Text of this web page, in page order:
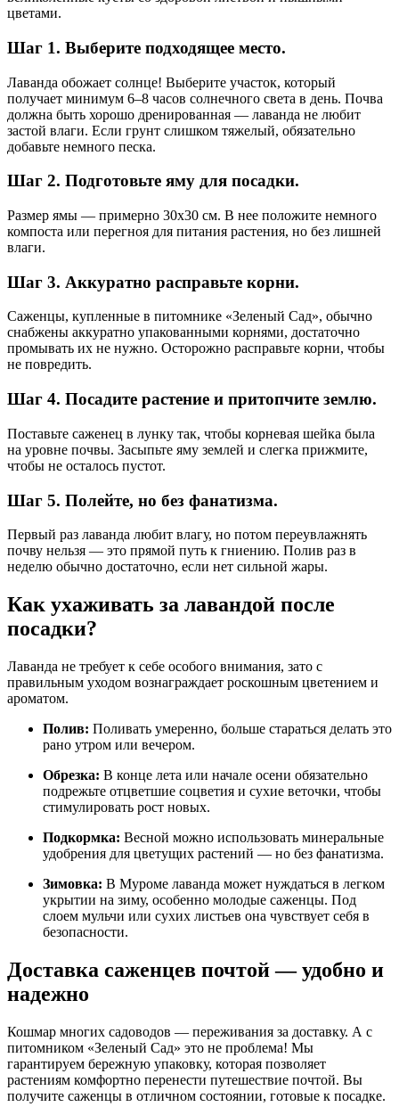
цветами.
Шаг 1. Выберите подходящее место.
Лаванда обожает солнце! Выберите участок, который
получает минимум 6–8 часов солнечного света в день. Почва
должна быть хорошо дренированная — лаванда не любит
застой влаги. Если грунт слишком тяжелый, обязательно
добавьте немного песка.
Шаг 2. Подготовьте яму для посадки.
Размер ямы — примерно 30х30 см. В нее положите немного
компоста или перегноя для питания растения, но без лишней
влаги.
Шаг 3. Аккуратно расправьте корни.
Саженцы, купленные в питомнике «Зеленый Сад», обычно
снабжены аккуратно упакованными корнями, достаточно
промывать их не нужно. Осторожно расправьте корни, чтобы
не повредить.
Шаг 4. Посадите растение и притопчите землю.
Поставьте саженец в лунку так, чтобы корневая шейка была
на уровне почвы. Засыпьте яму землей и слегка прижмите,
чтобы не осталось пустот.
Шаг 5. Полейте, но без фанатизма.
Первый раз лаванда любит влагу, но потом переувлажнять
почву нельзя — это прямой путь к гниению. Полив раз в
неделю обычно достаточно, если нет сильной жары.
Как ухаживать за лавандой после
посадки?
Лаванда не требует к себе особого внимания, зато с
правильным уходом вознаграждает роскошным цветением и
ароматом.
Полив: Поливать умеренно, больше стараться делать это
рано утром или вечером.
Обрезка: В конце лета или начале осени обязательно
подрежьте отцветшие соцветия и сухие веточки, чтобы
стимулировать рост новых.
Подкормка: Весной можно использовать минеральные
удобрения для цветущих растений — но без фанатизма.
Зимовка: В Муроме лаванда может нуждаться в легком
укрытии на зиму, особенно молодые саженцы. Под
слоем мульчи или сухих листьев она чувствует себя в
безопасности.
Доставка саженцев почтой — удобно и
надежно
Кошмар многих садоводов — переживания за доставку. А с
питомником «Зеленый Сад» это не проблема! Мы
гарантируем бережную упаковку, которая позволяет
растениям комфортно перенести путешествие почтой. Вы
получите саженцы в отличном состоянии, готовые к посадке.